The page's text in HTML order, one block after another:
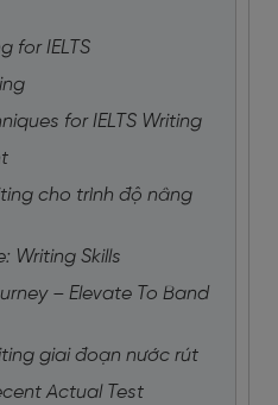
for IELTS
for IELTS Writing
cho trình độ nâng
Writing Skills
– Elevate To Band
giai đoạn nước rút
Actual Test